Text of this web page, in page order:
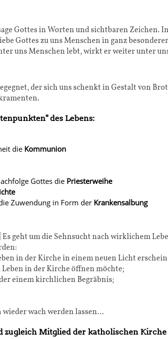
Gottes in Worten und sichtbaren Zeichen.
Gottes zu uns Menschen in ganz
uns Menschen lebt, wirkt er weiter unter
der sich uns schenkt in Gestalt von
des Lebens:
die Kommunion
Gottes die Priesterweihe
Zuwendung in Form der Krankensalbung
geht um die Sehnsucht nach wirklichem
in der Kirche in einem neuen Licht
Leben in der Kirche öffnen möchte;
einem kirchlichen Begräbnis;
wach werden lassen…
Mitglied der katholischen